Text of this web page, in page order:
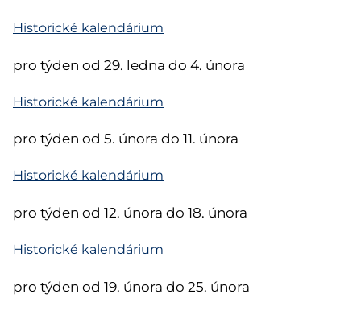
Historické kalendárium
pro týden od 29. ledna do 4. února
Historické kalendárium
pro týden od 5. února do 11. února
Historické kalendárium
pro týden od 12. února do 18. února
Historické kalendárium
pro týden od 19. února do 25. února